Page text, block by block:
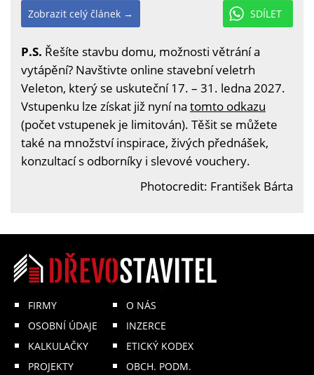
SDÍLET
Zobrazit celý článek →
P.S. Řešíte stavbu domu, možnosti větrání a
vytápění? Navštivte online stavební veletrh
Veleton, který se uskuteční 17. – 31. ledna 2027.
Vstupenku lze získat již nyní na tomto odkazu
(počet vstupenek je limitován). Těšit se můžete
také na množství inspirace, živých přednášek,
konzultací s odborníky i slevové vouchery.
Photocredit: František Bárta
FIRMY
OSOBNÍ ÚDAJE
KALKULAČKY
PROJEKTY
O NÁS
INZERCE
ETICKÝ KODEX
OBCH. PODM.